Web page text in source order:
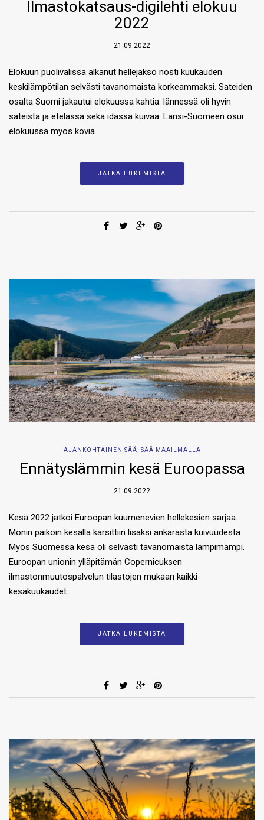
Ilmastokatsaus-digilehti elokuu
2022
21.09.2022
Elokuun puolivälissä alkanut hellejakso nosti kuukauden
keskilämpötilan selvästi tavanomaista korkeammaksi. Sateiden
osalta Suomi jakautui elokuussa kahtia: lännessä oli hyvin
sateista ja etelässä sekä idässä kuivaa. Länsi-Suomeen osui
elokuussa myös kovia…
JATKA LUKEMISTA
AJANKOHTAINEN SÄÄ SÄÄ MAAILMALLA
Ennätyslämmin kesä Euroopassa
21.09.2022
Kesä 2022 jatkoi Euroopan kuumenevien hellekesien sarjaa.
Monin paikoin kesällä kärsittiin lisäksi ankarasta kuivuudesta.
Myös Suomessa kesä oli selvästi tavanomaista lämpimämpi.
Euroopan unionin ylläpitämän Copernicuksen
ilmastonmuutospalvelun tilastojen mukaan kaikki
kesäkuukaudet…
JATKA LUKEMISTA